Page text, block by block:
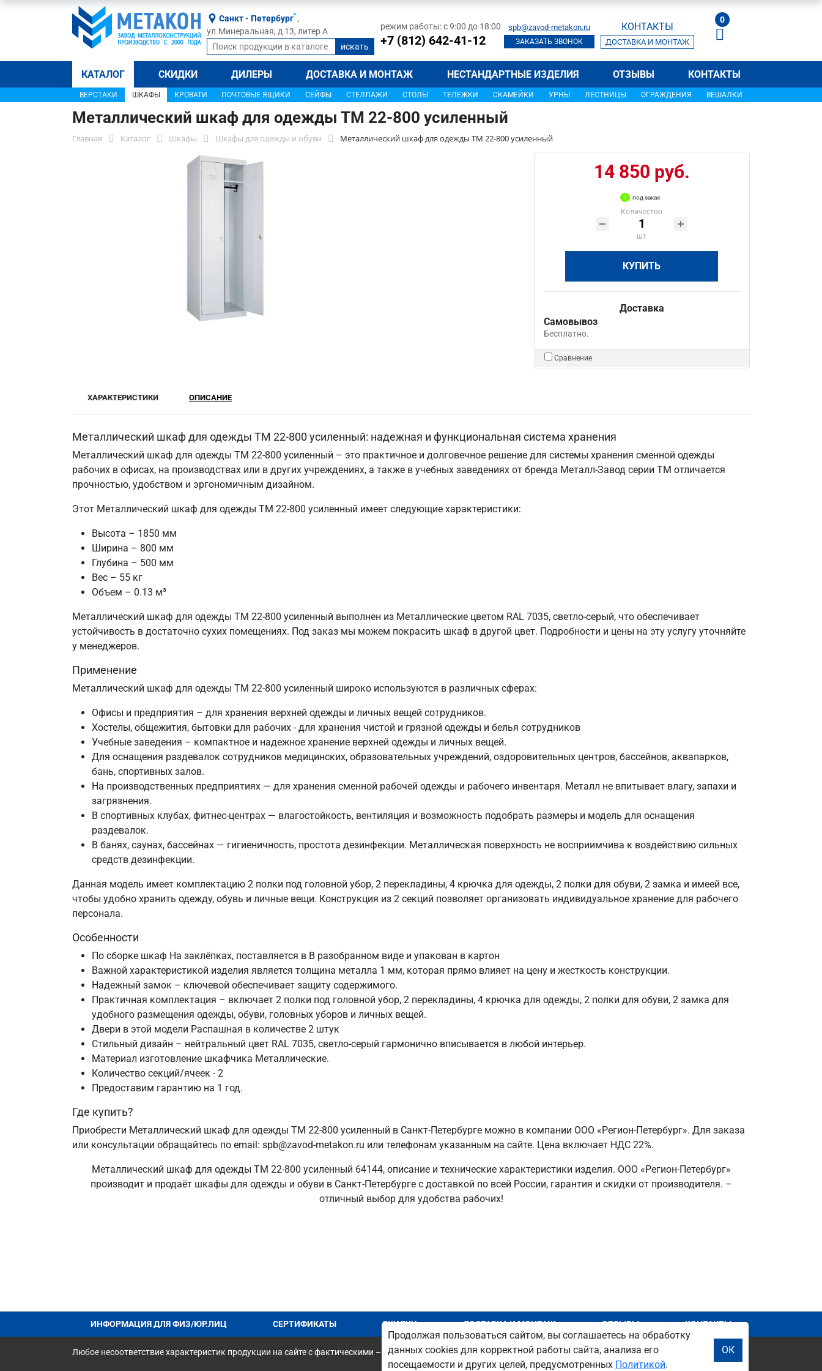
Санкт - Петербург ,
ул.Минеральная, д 13, литер А
режим работы: с 9:00 до 18:00
+7 (812) 642-41-12
spb@zavod-metakon.ru
ЗАКАЗАТЬ ЗВОНОК
КОНТАКТЫ
ДОСТАВКА И МОНТАЖ
0
КАТАЛОГ СКИДКИ ДИЛЕРЫ ДОСТАВКА И МОНТАЖ НЕСТАНДАРТНЫЕ ИЗДЕЛИЯ ОТЗЫВЫ КОНТАКТЫ
ВЕРСТАКИ ШКАФЫ КРОВАТИ ПОЧТОВЫЕ ЯЩИКИ СЕЙФЫ СТЕЛЛАЖИ СТОЛЫ ТЕЛЕЖКИ СКАМЕЙКИ УРНЫ ЛЕСТНИЦЫ ОГРАЖДЕНИЯ ВЕШАЛКИ
Металлический шкаф для одежды ТМ 22-800 усиленный
Главная Каталог Шкафы Шкафы для одежды и обуви Металлический шкаф для одежды ТМ 22-800 усиленный
14 850 руб.
под заказ
Количество
шт
КУПИТЬ
Доставка
Самовывоз
Бесплатно.
Сравнение
ХАРАКТЕРИСТИКИ ОПИСАНИЕ
Металлический шкаф для одежды ТМ 22-800 усиленный: надежная и функциональная система хранения
Металлический шкаф для одежды ТМ 22-800 усиленный – это практичное и долговечное решение для системы хранения сменной одежды
рабочих в офисах, на производствах или в других учреждениях, а также в учебных заведениях от бренда Металл-Завод серии ТМ отличается
прочностью, удобством и эргономичным дизайном.
Этот Металлический шкаф для одежды ТМ 22-800 усиленный имеет следующие характеристики:
Высота – 1850 мм
Ширина – 800 мм
Глубина – 500 мм
Вес – 55 кг
Объем – 0.13 м³
Металлический шкаф для одежды ТМ 22-800 усиленный выполнен из Металлические цветом RAL 7035, светло-серый, что обеспечивает
устойчивость в достаточно сухих помещениях. Под заказ мы можем покрасить шкаф в другой цвет. Подробности и цены на эту услугу уточняйте
у менеджеров.
Применение
Металлический шкаф для одежды ТМ 22-800 усиленный широко используются в различных сферах:
Офисы и предприятия – для хранения верхней одежды и личных вещей сотрудников.
Хостелы, общежития, бытовки для рабочих - для хранения чистой и грязной одежды и белья сотрудников
Учебные заведения – компактное и надежное хранение верхней одежды и личных вещей.
Для оснащения раздевалок сотрудников медицинских, образовательных учреждений, оздоровительных центров, бассейнов, аквапарков,
бань, спортивных залов.
На производственных предприятиях — для хранения сменной рабочей одежды и рабочего инвентаря. Металл не впитывает влагу, запахи и
загрязнения.
В спортивных клубах, фитнес-центрах — влагостойкость, вентиляция и возможность подобрать размеры и модель для оснащения
раздевалок.
В банях, саунах, бассейнах — гигиеничность, простота дезинфекции. Металлическая поверхность не восприимчива к воздействию сильных
средств дезинфекции.
Данная модель имеет комплектацию 2 полки под головной убор, 2 перекладины, 4 крючка для одежды, 2 полки для обуви, 2 замка и имеей все,
чтобы удобно хранить одежду, обувь и личные вещи. Конструкция из 2 секций позволяет организовать индивидуальное хранение для рабочего
персонала.
Особенности
По сборке шкаф На заклёпках, поставляется в В разобранном виде и упакован в картон
Важной характеристикой изделия является толщина металла 1 мм, которая прямо влияет на цену и жесткость конструкции.
Надежный замок – ключевой обеспечивает защиту содержимого.
Практичная комплектация – включает 2 полки под головной убор, 2 перекладины, 4 крючка для одежды, 2 полки для обуви, 2 замка для
удобного размещения одежды, обуви, головных уборов и личных вещей.
Двери в этой модели Распашная в количестве 2 штук
Стильный дизайн – нейтральный цвет RAL 7035, светло-серый гармонично вписывается в любой интерьер.
Материал изготовление шкафчика Металлические.
Количество секций/ячеек - 2
Предоставим гарантию на 1 год.
Где купить?
Приобрести Металлический шкаф для одежды ТМ 22-800 усиленный в Санкт‑Петербурге можно в компании ООО «Регион-Петербург». Для заказа
или консультации обращайтесь по email: spb@zavod-metakon.ru или телефонам указанным на сайте. Цена включает НДС 22%.
Металлический шкаф для одежды ТМ 22-800 усиленный 64144, описание и технические характеристики изделия. ООО «Регион-Петербург»
производит и продаёт шкафы для одежды и обуви в Санкт‑Петербурге с доставкой по всей России, гарантия и скидки от производителя. –
отличный выбор для удобства рабочих!
ИНФОРМАЦИЯ ДЛЯ ФИЗ/ЮР.ЛИЦ СЕРТИФИКАТЫ СКИДКИ ДОСТАВКА И МОНТАЖ ОТЗЫВЫ КОНТАКТЫ
Любое несоответствие характеристик продукции на сайте с фактическими – является опечаткой.
Продолжая пользоваться сайтом, вы соглашаетесь на обработку
данных cookies для корректной работы сайта, анализа его
посещаемости и других целей, предусмотренных Политикой.
ОК